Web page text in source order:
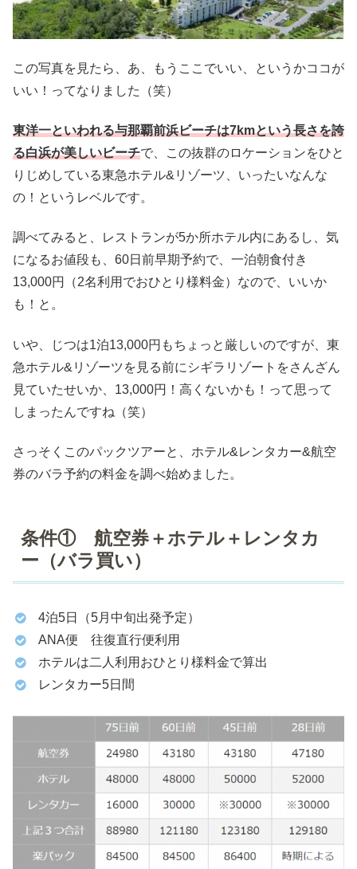
この写真を見たら、あ、もうここでいい、というかココが
いい！ってなりました（笑）
東洋一といわれる与那覇前浜ビーチは7kmという長さを誇
る白浜が美しいビーチで、この抜群のロケーションをひと
りじめしている東急ホテル&リゾーツ、いったいなんな
の！というレベルです。
調べてみると、レストランが5か所ホテル内にあるし、気
になるお値段も、60日前早期予約で、一泊朝食付き
13,000円（2名利用でおひとり様料金）なので、いいか
も！と。
いや、じつは1泊13,000円もちょっと厳しいのですが、東
急ホテル&リゾーツを見る前にシギラリゾートをさんざん
見ていたせいか、13,000円！高くないかも！って思って
しまったんですね（笑）
さっそくこのパックツアーと、ホテル&レンタカー&航空
券のバラ予約の料金を調べ始めました。
条件① 航空券＋ホテル＋レンタカ
ー（バラ買い）
4泊5日（5月中旬出発予定）
ANA便 往復直行便利用
ホテルは二人利用おひとり様料金で算出
レンタカー5日間